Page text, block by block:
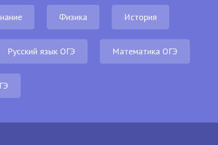
Физика История
Русский язык ОГЭ Математика ОГЭ